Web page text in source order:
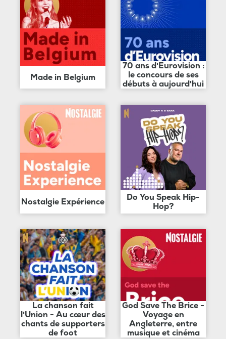
Made in Belgium
70 ans d'Eurovision :
le concours de ses
débuts à aujourd'hui
Nostalgie Expérience
Do You Speak Hip-
Hop?
La chanson fait
l'Union - Au cœur des
chants de supporters
de foot
God Save The Brice -
Voyage en
Angleterre, entre
musique et cinéma